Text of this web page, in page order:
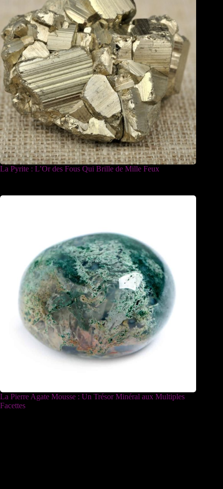
La Pyrite : L’Or des Fous Qui Brille de Mille Feux
La Pierre Agate Mousse : Un Trésor Minéral aux Multiples
Facettes